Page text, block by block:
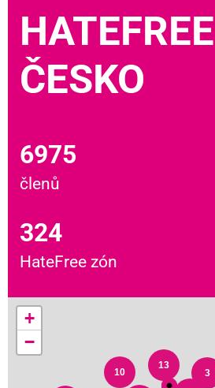
HATEFREE
ČESKO
6975
členů
324
HateFree zón
3
13
10
+
−